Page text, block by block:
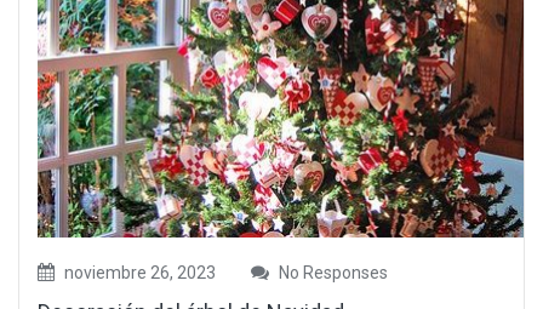
noviembre 26, 2023 No Responses